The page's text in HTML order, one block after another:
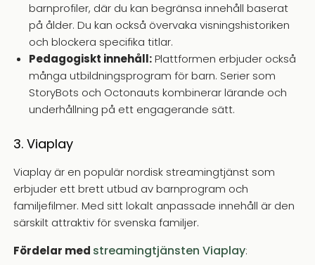
barnprofiler, där du kan begränsa innehåll baserat
på ålder. Du kan också övervaka visningshistoriken
och blockera specifika titlar.
Pedagogiskt innehåll:Plattformen erbjuder också
många utbildningsprogram för barn. Serier som
StoryBots och Octonauts kombinerar lärande och
underhållning på ett engagerande sätt.
3. Viaplay
Viaplay är en populär nordisk streamingtjänst som
erbjuder ett brett utbud av barnprogram och
familjefilmer. Med sitt lokalt anpassade innehåll är den
särskilt attraktiv för svenska familjer.
Fördelar med streamingtjänsten Viaplay: